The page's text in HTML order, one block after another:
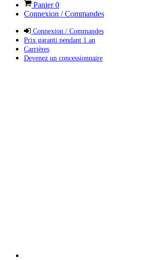
Panier0
Connexion / Commandes
Connexion / Commandes
Prix garanti pendant 1 an
Carrières
Devenez un concessionnaire